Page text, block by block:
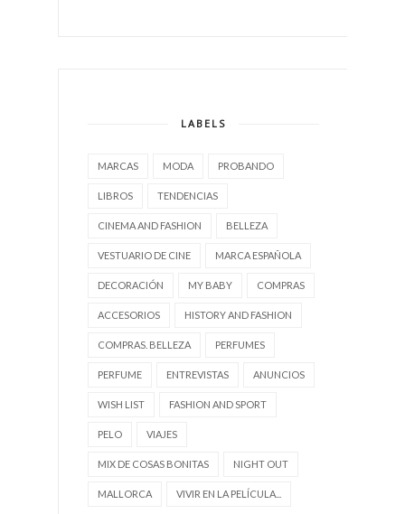
LABELS
MARCAS MODA PROBANDO
LIBROS TENDENCIAS
CINEMA AND FASHION BELLEZA
VESTUARIO DE CINE MARCA ESPAÑOLA
DECORACIÓN MY BABY COMPRAS
ACCESORIOS HISTORY AND FASHION
COMPRAS. BELLEZA PERFUMES
PERFUME ENTREVISTAS ANUNCIOS
WISH LIST FASHION AND SPORT
PELO VIAJES
MIX DE COSAS BONITAS NIGHT OUT
MALLORCA VIVIR EN LA PELÍCULA...